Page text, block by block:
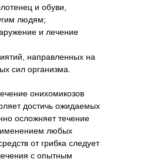
и обуви,
людям;
и лечение
направленных на
сил организма.
онихомикозов
достичь ожидаемых
осложняет течение
любых
от грибка следует
с опытным